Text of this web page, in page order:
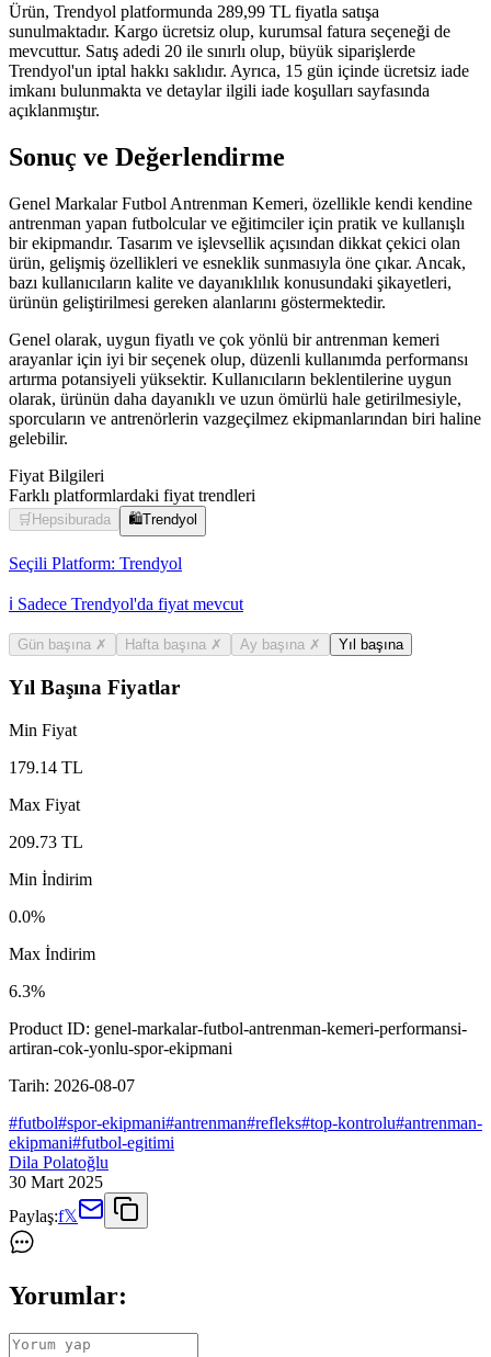
Ürün, Trendyol platformunda 289,99 TL fiyatla satışa
sunulmaktadır. Kargo ücretsiz olup, kurumsal fatura seçeneği de
mevcuttur. Satış adedi 20 ile sınırlı olup, büyük siparişlerde
Trendyol'un iptal hakkı saklıdır. Ayrıca, 15 gün içinde ücretsiz iade
imkanı bulunmakta ve detaylar ilgili iade koşulları sayfasında
açıklanmıştır.
Sonuç ve Değerlendirme
Genel Markalar Futbol Antrenman Kemeri, özellikle kendi kendine
antrenman yapan futbolcular ve eğitimciler için pratik ve kullanışlı
bir ekipmandır. Tasarım ve işlevsellik açısından dikkat çekici olan
ürün, gelişmiş özellikleri ve esneklik sunmasıyla öne çıkar. Ancak,
bazı kullanıcıların kalite ve dayanıklılık konusundaki şikayetleri,
ürünün geliştirilmesi gereken alanlarını göstermektedir.
Genel olarak, uygun fiyatlı ve çok yönlü bir antrenman kemeri
arayanlar için iyi bir seçenek olup, düzenli kullanımda performansı
artırma potansiyeli yüksektir. Kullanıcıların beklentilerine uygun
olarak, ürünün daha dayanıklı ve uzun ömürlü hale getirilmesiyle,
sporcuların ve antrenörlerin vazgeçilmez ekipmanlarından biri haline
gelebilir.
Fiyat Bilgileri
Farklı platformlardaki fiyat trendleri
🛒Hepsiburada 🛍️Trendyol
Seçili Platform: Trendyol
ℹ️ Sadece Trendyol'da fiyat mevcut
Gün başına ✗ Hafta başına ✗ Ay başına ✗ Yıl başına
Yıl Başına Fiyatlar
Min Fiyat
179.14 TL
Max Fiyat
209.73 TL
Min İndirim
0.0%
Max İndirim
6.3%
Product ID: genel-markalar-futbol-antrenman-kemeri-performansi-
artiran-cok-yonlu-spor-ekipmani
Tarih: 2026-08-07
#futbol#spor-ekipmani#antrenman#refleks#top-kontrolu#antrenman-
ekipmani#futbol-egitimi
Dila Polatoğlu
30 Mart 2025
Paylaş:f𝕏
Yorumlar: